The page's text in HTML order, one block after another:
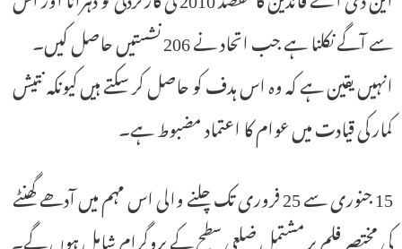
سے آگے نکلنا ہے جب اتحاد نے 206 نشستیں حاصل کیں۔
انہیں یقین ہے کہ وہ اس ہدف کو حاصل کر سکتے ہیں کیونکہ نتیش
کمار کی قیادت میں عوام کا اعتماد مضبوط ہے۔
15 جنوری سے 25 فروری تک چلنے والی اس مہم میں آدھے گھنٹے
کی مختصر فلم پر مشتمل ضلعی سطح کے پروگرام شامل ہوں گے۔